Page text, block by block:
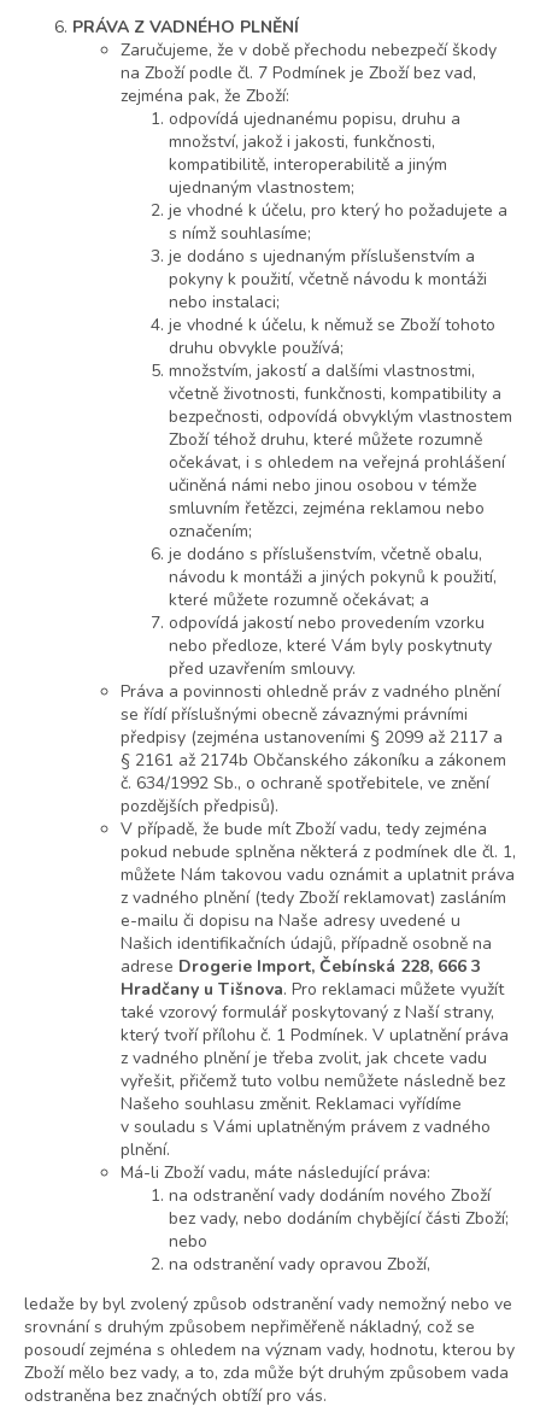
PRÁVA Z VADNÉHO PLNĚNÍ
Zaručujeme, že v době přechodu nebezpečí škody
na Zboží podle čl. 7 Podmínek je Zboží bez vad,
zejména pak, že Zboží:
odpovídá ujednanému popisu, druhu a
množství, jakož i jakosti, funkčnosti,
kompatibilitě, interoperabilitě a jiným
ujednaným vlastnostem;
je vhodné k účelu, pro který ho požadujete a
s nímž souhlasíme;
je dodáno s ujednaným příslušenstvím a
pokyny k použití, včetně návodu k montáži
nebo instalaci;
je vhodné k účelu, k němuž se Zboží tohoto
druhu obvykle používá;
množstvím, jakostí a dalšími vlastnostmi,
včetně životnosti, funkčnosti, kompatibility a
bezpečnosti, odpovídá obvyklým vlastnostem
Zboží téhož druhu, které můžete rozumně
očekávat, i s ohledem na veřejná prohlášení
učiněná námi nebo jinou osobou v témže
smluvním řetězci, zejména reklamou nebo
označením;
je dodáno s příslušenstvím, včetně obalu,
návodu k montáži a jiných pokynů k použití,
které můžete rozumně očekávat; a
odpovídá jakostí nebo provedením vzorku
nebo předloze, které Vám byly poskytnuty
před uzavřením smlouvy.
Práva a povinnosti ohledně práv z vadného plnění
se řídí příslušnými obecně závaznými právními
předpisy (zejména ustanoveními § 2099 až 2117 a
§ 2161 až 2174b Občanského zákoníku a zákonem
č. 634/1992 Sb., o ochraně spotřebitele, ve znění
pozdějších předpisů).
V případě, že bude mít Zboží vadu, tedy zejména
pokud nebude splněna některá z podmínek dle čl. 1,
můžete Nám takovou vadu oznámit a uplatnit práva
z vadného plnění (tedy Zboží reklamovat) zasláním
e-mailu či dopisu na Naše adresy uvedené u
Našich identifikačních údajů, případně osobně na
adrese Drogerie Import, Čebínská 228, 666 3
Hradčany u Tišnova. Pro reklamaci můžete využít
také vzorový formulář poskytovaný z Naší strany,
který tvoří přílohu č. 1 Podmínek. V uplatnění práva
z vadného plnění je třeba zvolit, jak chcete vadu
vyřešit, přičemž tuto volbu nemůžete následně bez
Našeho souhlasu změnit. Reklamaci vyřídíme
v souladu s Vámi uplatněným právem z vadného
plnění.
Má-li Zboží vadu, máte následující práva:
na odstranění vady dodáním nového Zboží
bez vady, nebo dodáním chybějící části Zboží;
nebo
na odstranění vady opravou Zboží,
ledaže by byl zvolený způsob odstranění vady nemožný nebo ve
srovnání s druhým způsobem nepřiměřeně nákladný, což se
posoudí zejména s ohledem na význam vady, hodnotu, kterou by
Zboží mělo bez vady, a to, zda může být druhým způsobem vada
odstraněna bez značných obtíží pro vás.